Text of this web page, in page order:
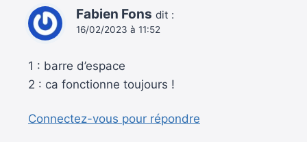
Fabien Fons dit :
16/02/2023 à 11:52
1 : barre d’espace
2 : ca fonctionne toujours !
Connectez-vous pour répondre